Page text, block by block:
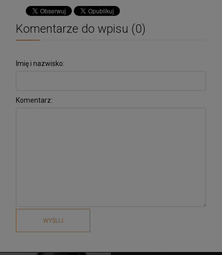
Komentarze do wpisu (0)
Imię i nazwisko:
Komentarz:
WYŚLIJ